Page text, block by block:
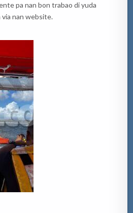
pa nan bon trabao di yuda
nan website.